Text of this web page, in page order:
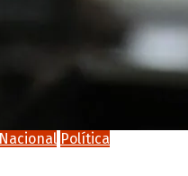
Nacional Política